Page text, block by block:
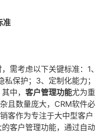
准
需考虑以下关键标准：1、
保护；3、定制化能力；
中， 客户管理功能尤为重
且数量庞大，CRM软件必
客作为专注于大中型客户
客户管理功能，通过自动